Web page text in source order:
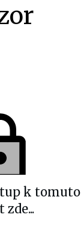
k tomuto